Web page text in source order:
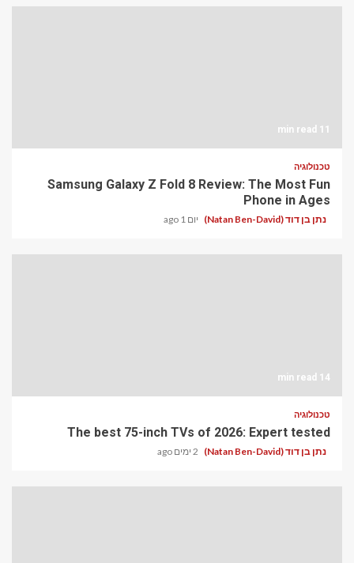
11 min read
טכנולוגיה
Samsung Galaxy Z Fold 8 Review: The Most Fun
Phone in Ages
נתן בן דוד (Natan Ben-David) יום 1 ago
14 min read
טכנולוגיה
The best 75-inch TVs of 2026: Expert tested
נתן בן דוד (Natan Ben-David) 2 ימים ago